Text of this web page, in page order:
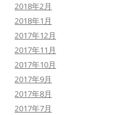
2018年2月
2018年1月
2017年12月
2017年11月
2017年10月
2017年9月
2017年8月
2017年7月